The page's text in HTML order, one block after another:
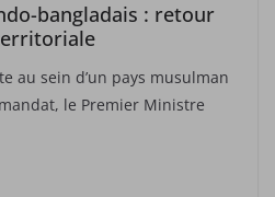
bangladais : retour
au sein d’un pays musulman
le Premier Ministre